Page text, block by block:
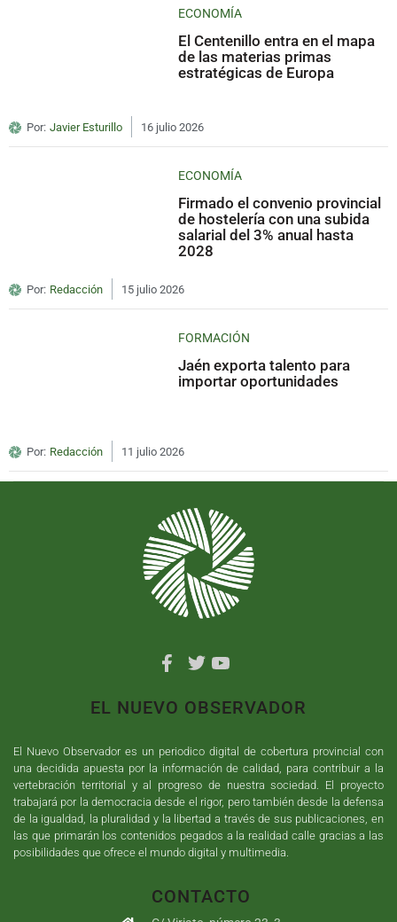
ECONOMÍA
El Centenillo entra en el mapa
de las materias primas
estratégicas de Europa
Por: Javier Esturillo 16 julio 2026
ECONOMÍA
Firmado el convenio provincial
de hostelería con una subida
salarial del 3% anual hasta
2028
Por: Redacción 15 julio 2026
FORMACIÓN
Jaén exporta talento para
importar oportunidades
Por: Redacción 11 julio 2026
EL NUEVO OBSERVADOR
El Nuevo Observador es un periodico digital de cobertura provincial con
una decidida apuesta por la información de calidad, para contribuir a la
vertebración territorial y al progreso de nuestra sociedad. El proyecto
trabajará por la democracia desde el rigor, pero también desde la defensa
de la igualdad, la pluralidad y la libertad a través de sus publicaciones, en
las que primarán los contenidos pegados a la realidad calle gracias a las
posibilidades que ofrece el mundo digital y multimedia.
CONTACTO